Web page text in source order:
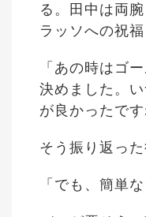
る。田中は両
ラッソへの祝福
「あの時はゴ
決めました。
が良かったです
そう振り返っ
「でも、簡単